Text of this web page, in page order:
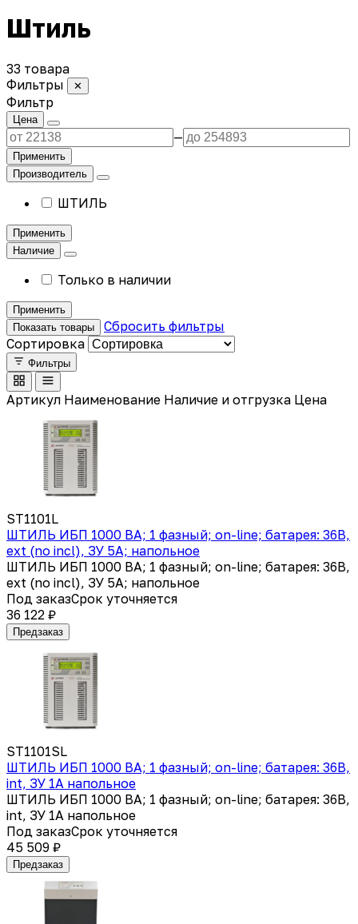
Штиль
33 товара
Фильтры
✕
Фильтр
Цена
—
Применить
Производитель
ШТИЛЬ
Применить
Наличие
Только в наличии
Применить
Показать товары
Сбросить фильтры
Сортировка
Фильтры
Артикул Наименование Наличие и отгрузка Цена
ST1101L
ШТИЛЬ ИБП 1000 ВА; 1 фазный; on-line; батарея: 36В,
ext (no incl), ЗУ 5А; напольное
ШТИЛЬ ИБП 1000 ВА; 1 фазный; on-line; батарея: 36В,
ext (no incl), ЗУ 5А; напольное
Под заказСрок уточняется
36 122 ₽
Предзаказ
ST1101SL
ШТИЛЬ ИБП 1000 ВА; 1 фазный; on-line; батарея: 36В,
int, ЗУ 1А напольное
ШТИЛЬ ИБП 1000 ВА; 1 фазный; on-line; батарея: 36В,
int, ЗУ 1А напольное
Под заказСрок уточняется
45 509 ₽
Предзаказ